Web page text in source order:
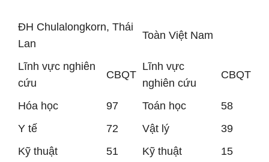
ĐH Chulalongkorn, Thái
Lan
Toàn Việt Nam
Lĩnh vực nghiên
cứu
CBQT
Lĩnh vực
nghiên cứu
CBQT
Hóa học 97 Toán học
58
Y tế
72 Vật lý
39
Kỹ thuật
51 Kỹ thuật 15